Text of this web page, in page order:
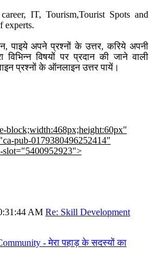
IT, Tourism,Tourist Spots and
experts.
पाइये अपने प्रश्नों के उत्तर, करिये अपनी
विभिन्न विषयों पर प्रदान की जाने वाली
प्रश्नों के ऑनलाइन उत्तर पायें।
pub-0179380496252414"
AM Re: Skill Development
- मेरा पहाड़ के सदस्यों का